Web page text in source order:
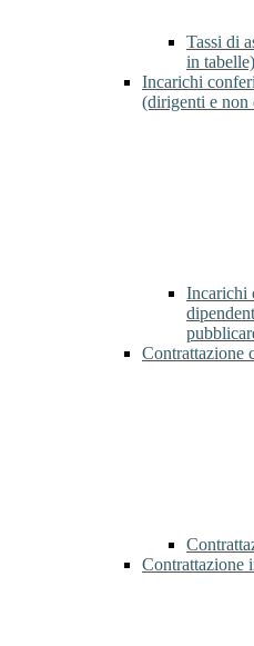
Tassi di
in tabelle)
Incarichi
(dirigenti e non
Incarichi
Contrattazione
Contrattazione